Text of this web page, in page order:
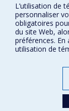
Prix et
L’utilisation de
personnaliser
obligatoires
du site Web,
préférences.
utilisation de